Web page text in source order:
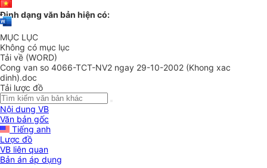
Định dạng văn bản hiện có:
MỤC LỤC
Không có mục lục
Tải về (WORD)
Cong van so 4066-TCT-NV2 ngay 29-10-2002 (Khong xac
dinh).doc
Tải lược đồ
Nội dung VB
Văn bản gốc
Tiếng anh
Lược đồ
VB liên quan
Bản án áp dụng